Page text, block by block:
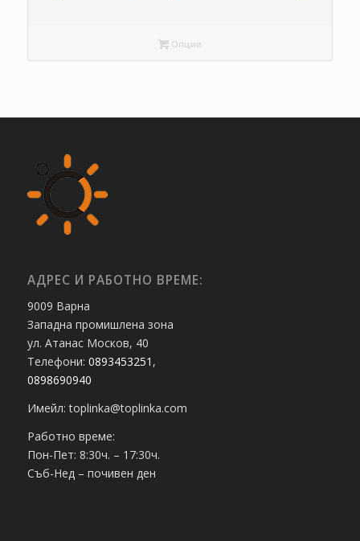
through
256,67 €
Опции
АДРЕС И РАБОТНО ВРЕМЕ:
9009 Варна
Западна промишлена зона
ул. Атанас Москов, 40
Телефони: 0893453251 ,
0898690940
Имейл: toplinka@toplinka.com
Работно време:
Пон-Пет: 8:30ч. – 17:30ч.
Съб-Нед – почивен ден